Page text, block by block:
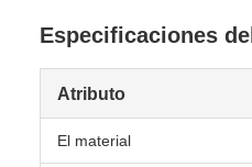
Especificaciones
Atributo
El material